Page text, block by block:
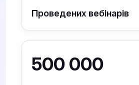
Проведених вебінарів
500 000